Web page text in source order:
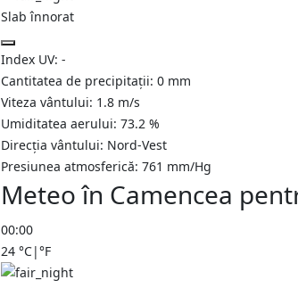
Slab înnorat
Index UV: -
Cantitatea de precipitații: 0 mm
Viteza vântului: 1.8 m/s
Umiditatea aerului: 73.2 %
Direcția vântului: Nord-Vest
Presiunea atmosferică: 761 mm/Hg
Meteo în Camencea
00:00
24 °C|°F